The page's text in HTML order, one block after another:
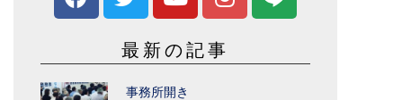
最新の記事
事務所開き